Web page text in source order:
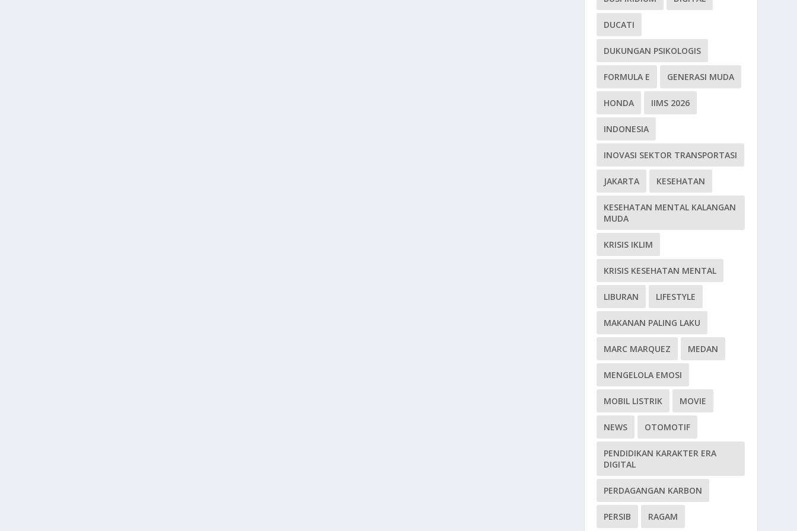
DUCATI
DUKUNGAN PSIKOLOGIS
FORMULA E GENERASI MUDA
HONDA IIMS 2026
INDONESIA
INOVASI SEKTOR TRANSPORTASI
JAKARTA KESEHATAN
KESEHATAN MENTAL KALANGAN
MUDA
KRISIS IKLIM
KRISIS KESEHATAN MENTAL
LIBURAN LIFESTYLE
MAKANAN PALING LAKU
MARC MARQUEZ MEDAN
MENGELOLA EMOSI
MOBIL LISTRIK MOVIE
NEWS OTOMOTIF
PENDIDIKAN KARAKTER ERA
DIGITAL
PERDAGANGAN KARBON
PERSIB RAGAM